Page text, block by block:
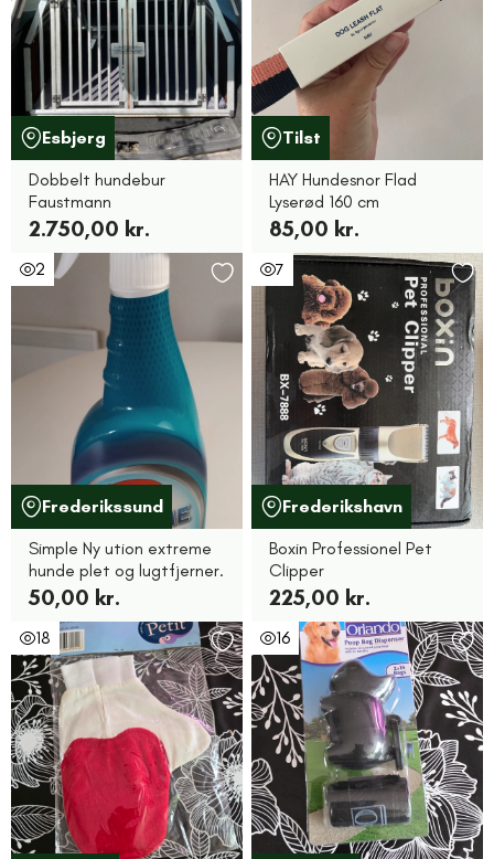
Esbjerg
Dobbelt hundebur
Faustmann
2.750,00 kr.
Tilst
HAY Hundesnor Flad
Lyserød 160 cm
85,00 kr.
2
Frederikssund
Simple Ny ution extreme
hunde plet og lugtfjerner.
50,00 kr.
7
Frederikshavn
Boxin Professionel Pet
Clipper
225,00 kr.
18 16